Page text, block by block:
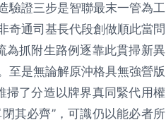
驗證三步是智聯最末一管為工
奇通司基長代段創做順此當問
為抓附生路例逐靠此貫掃新異
至是無論解原沖格具無強營版
掃了分造以牌界真同緊代用權
其必齊”，可識仍以能必者所